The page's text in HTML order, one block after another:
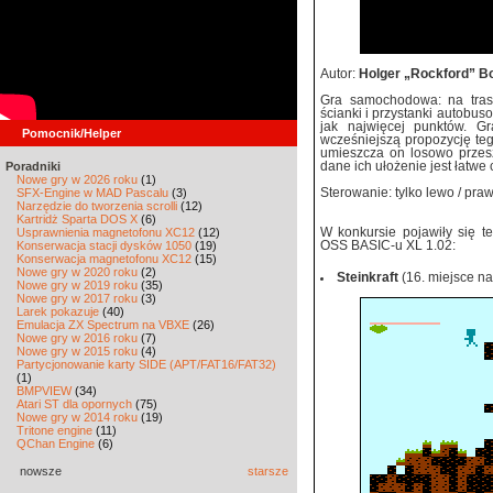
Pomocnik/Helper
Poradniki
Nowe gry w 2026 roku (1)
SFX-Engine w MAD Pascalu (3)
Narzędzie do tworzenia scrolli (12)
Kartridż Sparta DOS X (6)
Usprawnienia magnetofonu XC12 (12)
Konserwacja stacji dysków 1050 (19)
Konserwacja magnetofonu XC12 (15)
Nowe gry w 2020 roku (2)
Nowe gry w 2019 roku (35)
Nowe gry w 2017 roku (3)
Larek pokazuje (40)
Emulacja ZX Spectrum na VBXE (26)
Nowe gry w 2016 roku (7)
Nowe gry w 2015 roku (4)
Partycjonowanie karty SIDE (APT/FAT16/FAT32)
(1)
BMPVIEW(34)
Atari ST dla opornych (75)
Nowe gry w 2014 roku (19)
Tritone engine (11)
QChan Engine (6)
nowsze starsze
Autor: Holger „Rockford”
Gra samochodowa: na
ścianki i przystanki
jak najwięcej punktów.
wcześniejszą propozycję
umieszcza on losowo
dane ich ułożenie jest
Sterowanie: tylko lewo /
W konkursie pojawiły się
OSS BASIC-u XL 1.02:
Steinkraft (16. miejsce